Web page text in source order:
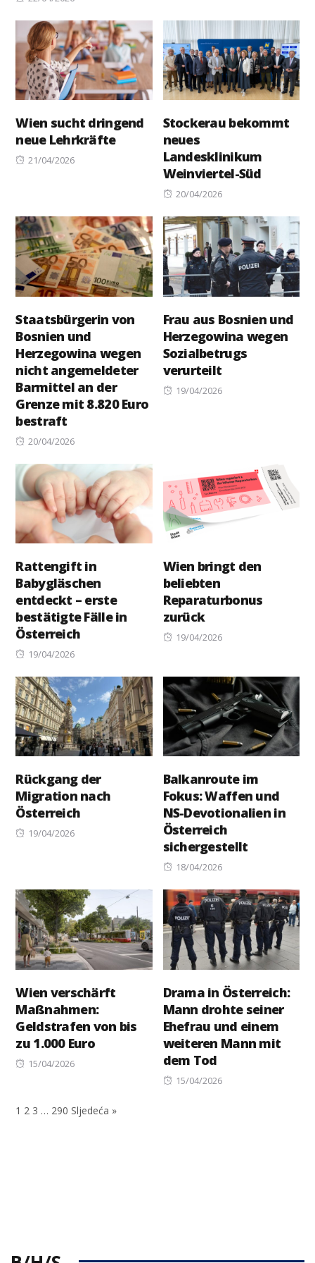
Wien sucht dringend
neue Lehrkräfte
Posted
21/04/2026
Stockerau bekommt
neues
Landesklinikum
Weinviertel-Süd
Posted
20/04/2026
Staatsbürgerin von
Bosnien und
Herzegowina wegen
nicht angemeldeter
Barmittel an der
Grenze mit 8.820 Euro
bestraft
Posted
20/04/2026
Frau aus Bosnien und
Herzegowina wegen
Sozialbetrugs
verurteilt
Posted
19/04/2026
Rattengift in
Babygläschen
entdeckt – erste
bestätigte Fälle in
Österreich
Posted
19/04/2026
Wien bringt den
beliebten
Reparaturbonus
zurück
Posted
19/04/2026
Rückgang der
Migration nach
Österreich
Posted
19/04/2026
Balkanroute im
Fokus: Waffen und
NS-Devotionalien in
Österreich
sichergestellt
Posted
18/04/2026
Wien verschärft
Maßnahmen:
Geldstrafen von bis
zu 1.000 Euro
Posted
15/04/2026
Drama in Österreich:
Mann drohte seiner
Ehefrau und einem
weiteren Mann mit
dem Tod
Posted
15/04/2026
1 2 3 … 290 Sljedeća »